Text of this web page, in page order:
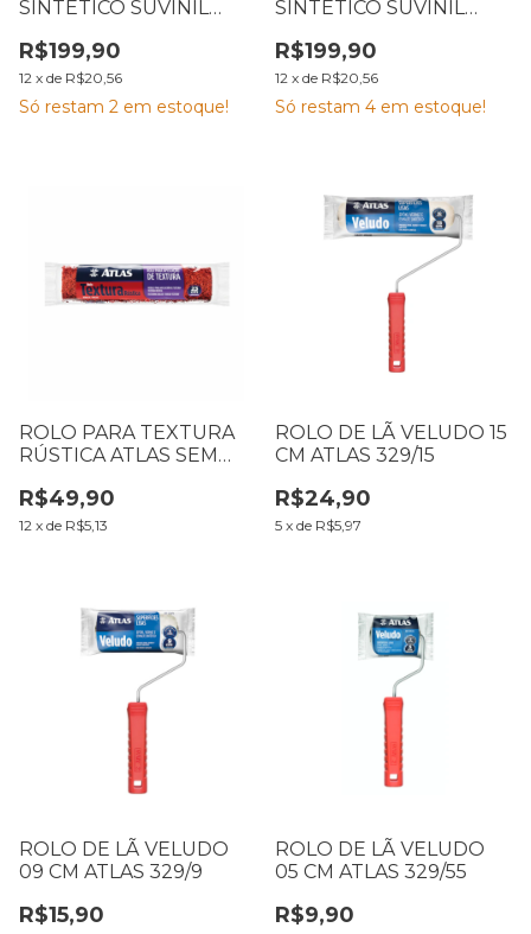
SINTÉTICO SUVINIL
PROTEÇÃO
R$199,90
12 x de R$20,56
Só restam 2 em estoque!
SINTÉTICO SUVINIL
3,6L COR E PROTEÇÃO
R$199,90
12 x de R$20,56
Só restam 4 em estoque!
ROLO PARA TEXTURA
RÚSTICA ATLAS SEM
R$49,90
12 x de R$5,13
ROLO DE LÃ VELUDO 15
CM ATLAS 329/15
R$24,90
5 x de R$5,97
ROLO DE LÃ VELUDO
09 CM ATLAS 329/9
R$15,90
ROLO DE LÃ VELUDO
05 CM ATLAS 329/55
R$9,90